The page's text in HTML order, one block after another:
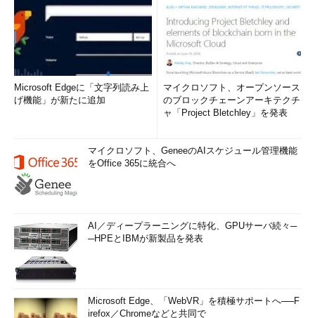
Microsoft Edgeに「文字列読み上
げ機能」が新たに追加
マイクロソフト、オープンソース
のブロックチェーンアーキテクチ
ャ「Project Bletchley」を発表
マイクロソフト、GeneeのAIスケジュール管理機能
をOffice 365に統合へ
AI／ディープラーニングに特化、GPUサーバ続々─
─HPEとIBMが新製品を発表
Microsoft Edge、「WebVR」を積極サポートへ──F
irefox／Chromeなどと共同で